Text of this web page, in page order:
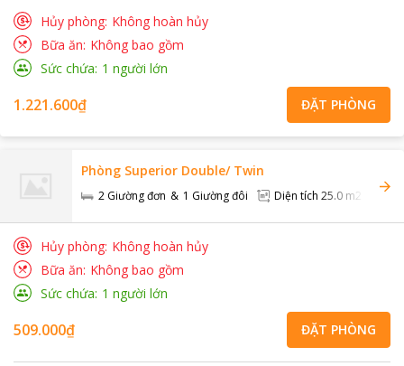
Hủy phòng Không hoàn hủy
Bữa ăn Không bao gồm
Sức chứa 1 người lớn
1.221.600₫ ĐẶT PHÒNG
Phòng Superior Double/ Twin
2 Giường đơn 1 Giường đôi Diện tích 25.0 m2
Hủy phòng Không hoàn hủy
Bữa ăn Không bao gồm
Sức chứa 1 người lớn
509.000₫ ĐẶT PHÒNG